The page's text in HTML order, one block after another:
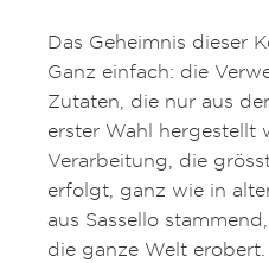
Das Geheimnis dieser
Ganz einfach: die
Zutaten, die nur aus
erster Wahl hergestellt
Verarbeitung, die
erfolgt, ganz wie in
aus Sassello
die ganze Welt erobert.